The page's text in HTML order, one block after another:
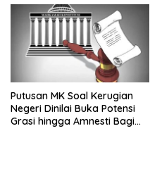
Putusan MK Soal Kerugian
Negeri Dinilai Buka Potensi
Grasi hingga Amnesti Bagi